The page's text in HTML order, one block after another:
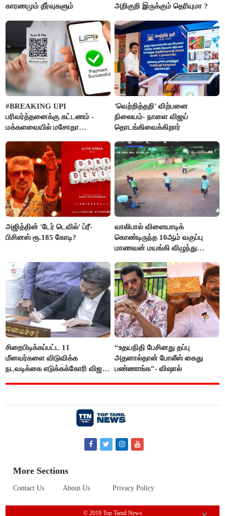
காரணமும் தீர்வுகளும்
அறிகுறி இருக்கும் தெரியுமா ?
#BREAKING UPI
பரிவர்த்தனைக்கு கட்டணம் -
மக்களவையில் மசோதா
'வெற்றித்தறி' விற்பனை
நிலையம்- நாளை விஜய்
தொடங்கிவைக்கிறார்
அஜித்தின் 'டேர் டெவில்' ப்ரீ-
பிசினஸ் ரூ.185 கோடி?
வாலிபால் விளையாடிக்
கொண்டிருந்த 10ஆம் வகுப்பு
மாணவன் மயங்கி விழுந்து
சிறைபிடிக்கப்பட்ட 11
மீனவர்களை விடுவிக்க
நடவடிக்கை எடுக்கக்கோரி விஜய்
“உதயநிதி பேசினது தப்பு
அதனால்தான் போலீஸ் கைது
பண்ணாங்க”- விஷால்
More Sections
Contact Us About Us Privacy Policy
© 2019 Top Tamil News